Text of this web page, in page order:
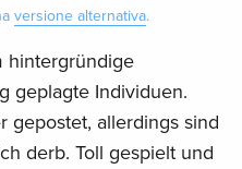
versione alternativa.
hintergründige
geplagte Individuen.
gepostet, allerdings sind
derb. Toll gespielt und